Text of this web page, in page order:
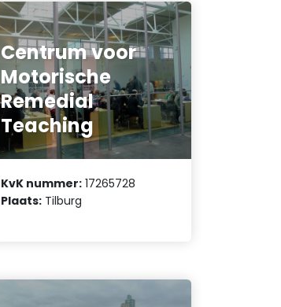
Centrum voor
Motorische
Remedial
Teaching
KvK nummer: 17265728
Plaats: Tilburg